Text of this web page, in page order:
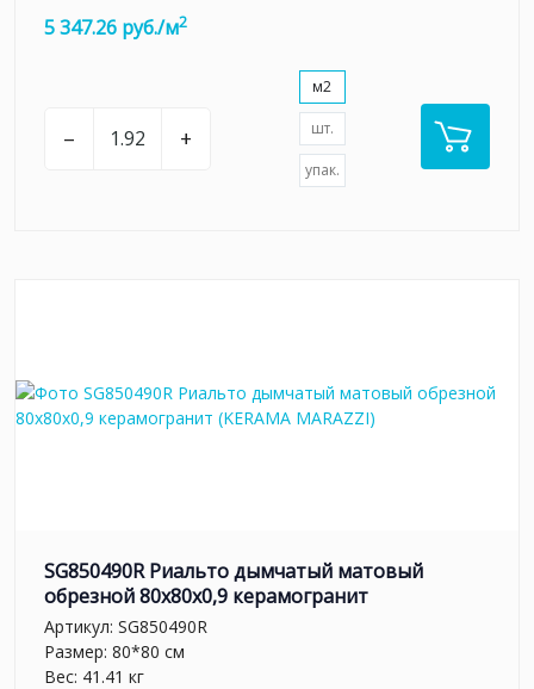
5 347.26 руб./м2
– +
м2
шт.
упак.
SG850490R Риальто дымчатый матовый
обрезной 80x80x0,9 керамогранит
Артикул: SG850490R
Размер: 80*80 см
Вес: 41.41 кг